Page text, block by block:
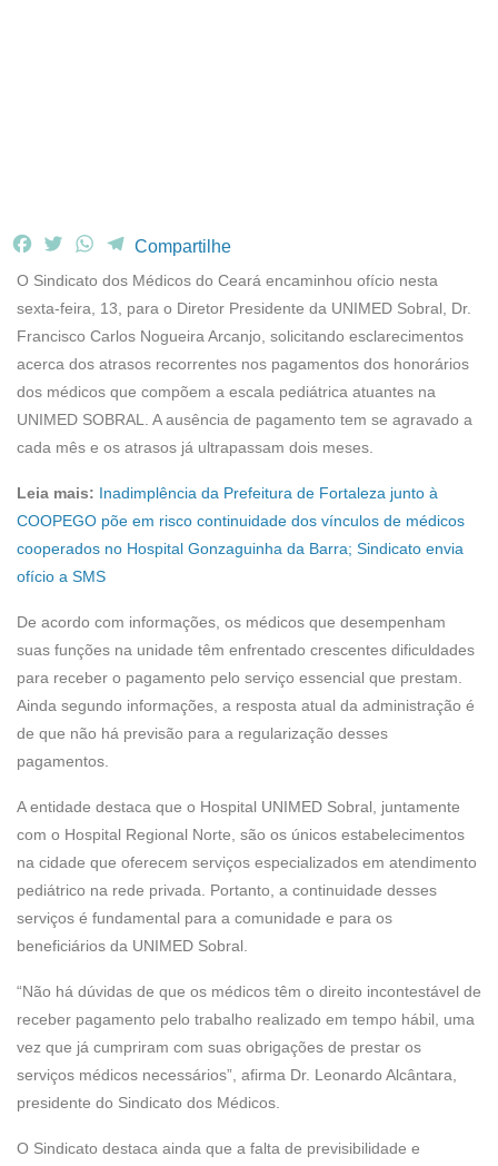
F
c
e
b
o
o
k
T
i
t
t
e
r
W
a
s
A
p
p
T
e
g
r
a
m
Compartilhe
O Sindicato dos Médicos do Ceará encaminhou ofício nesta
sexta-feira, 13, para o Diretor Presidente da UNIMED Sobral, Dr.
Francisco Carlos Nogueira Arcanjo, solicitando esclarecimentos
acerca dos atrasos recorrentes nos pagamentos dos honorários
dos médicos que compõem a escala pediátrica atuantes na
UNIMED SOBRAL. A ausência de pagamento tem se agravado a
cada mês e os atrasos já ultrapassam dois meses.
Leia mais: Inadimplência da Prefeitura de Fortaleza junto à
COOPEGO põe em risco continuidade dos vínculos de médicos
cooperados no Hospital Gonzaguinha da Barra; Sindicato envia
ofício a SMS
De acordo com informações, os médicos que desempenham
suas funções na unidade têm enfrentado crescentes dificuldades
para receber o pagamento pelo serviço essencial que prestam.
Ainda segundo informações, a resposta atual da administração é
de que não há previsão para a regularização desses
pagamentos.
A entidade destaca que o Hospital UNIMED Sobral, juntamente
com o Hospital Regional Norte, são os únicos estabelecimentos
na cidade que oferecem serviços especializados em atendimento
pediátrico na rede privada. Portanto, a continuidade desses
serviços é fundamental para a comunidade e para os
beneficiários da UNIMED Sobral.
“Não há dúvidas de que os médicos têm o direito incontestável de
receber pagamento pelo trabalho realizado em tempo hábil, uma
vez que já cumpriram com suas obrigações de prestar os
serviços médicos necessários”, afirma Dr. Leonardo Alcântara,
presidente do Sindicato dos Médicos.
O Sindicato destaca ainda que a falta de previsibilidade e